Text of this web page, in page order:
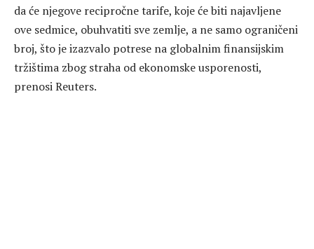
da će njegove recipročne tarife, koje će biti najavljene
ove sedmice, obuhvatiti sve zemlje, a ne samo ograničeni
broj, što je izazvalo potrese na globalnim finansijskim
tržištima zbog straha od ekonomske usporenosti,
prenosi Reuters.